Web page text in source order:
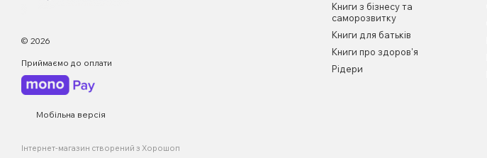
© 2026
Приймаємо до оплати
Мобільна версія
Інтернет-магазин створений з Хорошоп
Книги з бізнесу та
саморозвитку
Книги для батьків
Книги про здоров'я
Рідери